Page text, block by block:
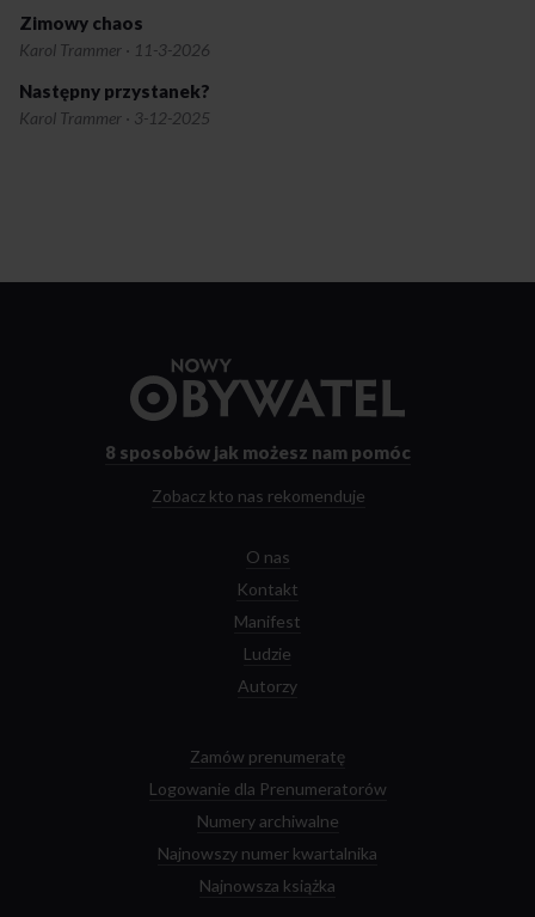
Zimowy chaos
Karol Trammer · 11-3-2026
Następny przystanek?
Karol Trammer · 3-12-2025
strony
8 sposobów jak możesz nam pomóc
Zobacz kto nas rekomenduje
O nas
Kontakt
Manifest
Ludzie
Autorzy
Zamów prenumeratę
Logowanie dla Prenumeratorów
Numery archiwalne
Najnowszy numer kwartalnika
Najnowsza książka